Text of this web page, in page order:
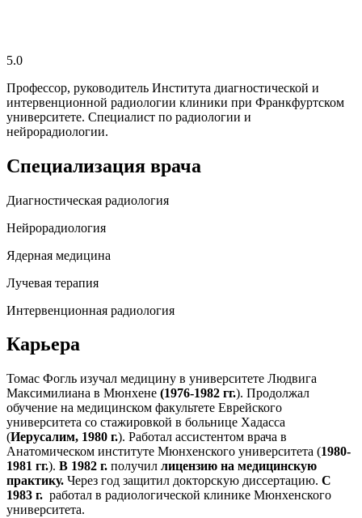
5.0
Профессор, руководитель Института диагностической и
интервенционной радиологии клиники при Франкфуртском
университете. Специалист по радиологии и
нейрорадиологии.
Специализация врача
Диагностическая радиология
Нейрорадиология
Ядерная медицина
Лучевая терапия
Интервенционная радиология
Карьера
Томас Фогль изучал медицину в университете Людвига
Максимилиана в Мюнхене (1976-1982 гг.). Продолжал
обучение на медицинском факультете Еврейского
университета со стажировкой в больнице Хадасса
(Иерусалим, 1980 г.). Работал ассистентом врача в
Анатомическом институте Мюнхенского университета (1980-
1981 гг.). В 1982 г. получил лицензию на медицинскую
практику. Через год защитил докторскую диссертацию. С
1983 г. работал в радиологической клинике Мюнхенского
университета.